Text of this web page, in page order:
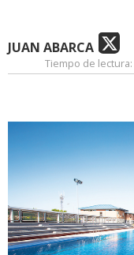
JUAN ABARCA
Tiempo de lectura: